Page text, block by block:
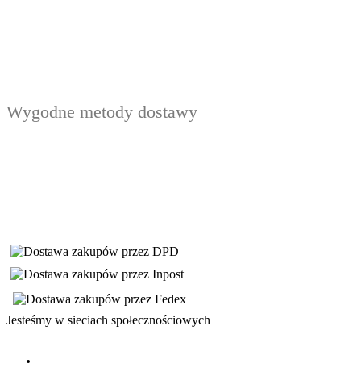
Wygodne metody dostawy
Jesteśmy w sieciach społecznościowych